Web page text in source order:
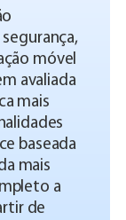
móvel
avaliada
mais
baseada
mais
a
de